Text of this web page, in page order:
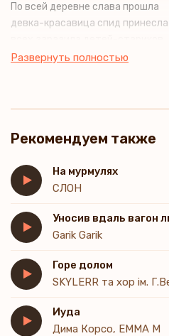
По всей деревне слава прошла
девка-красавица спид принесла
Эх не видал я таких мудаков
Развернуть полностью
Рекомендуем также
На мурмулях
СЛОН
Уносив вдаль вагон
Garik Garik
Горе долом
SKYLERR та хор ім.
Иуда
Дима Корсо, EMMA M